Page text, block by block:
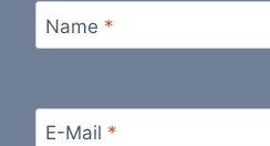
Name *
E-Mail *